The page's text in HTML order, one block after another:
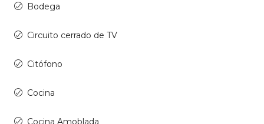
Bodega
Circuito cerrado de TV
Citófono
Cocina
Cocina Amoblada